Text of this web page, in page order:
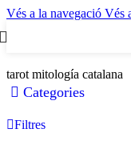
Vés a la navegació Vés
tarot mitología catalana
Categories
Filtres